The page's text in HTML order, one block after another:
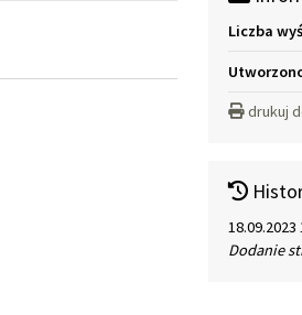
Liczba
drukuj
Dodanie